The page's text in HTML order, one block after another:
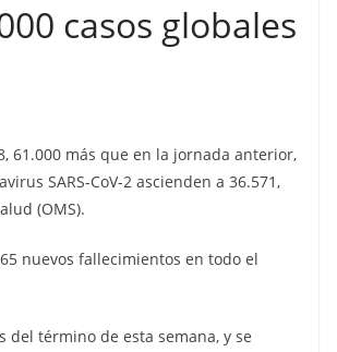
casos globales
61.000 más que en la jornada anterior,
SARS-CoV-2 ascienden a 36.571,
(OMS).
nuevos fallecimientos en todo el
término de esta semana, y se